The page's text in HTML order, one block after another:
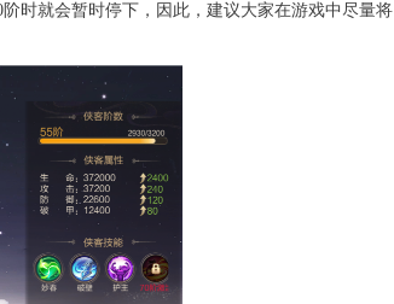
就会暂时停下，因此，建议大家在游戏中尽量将